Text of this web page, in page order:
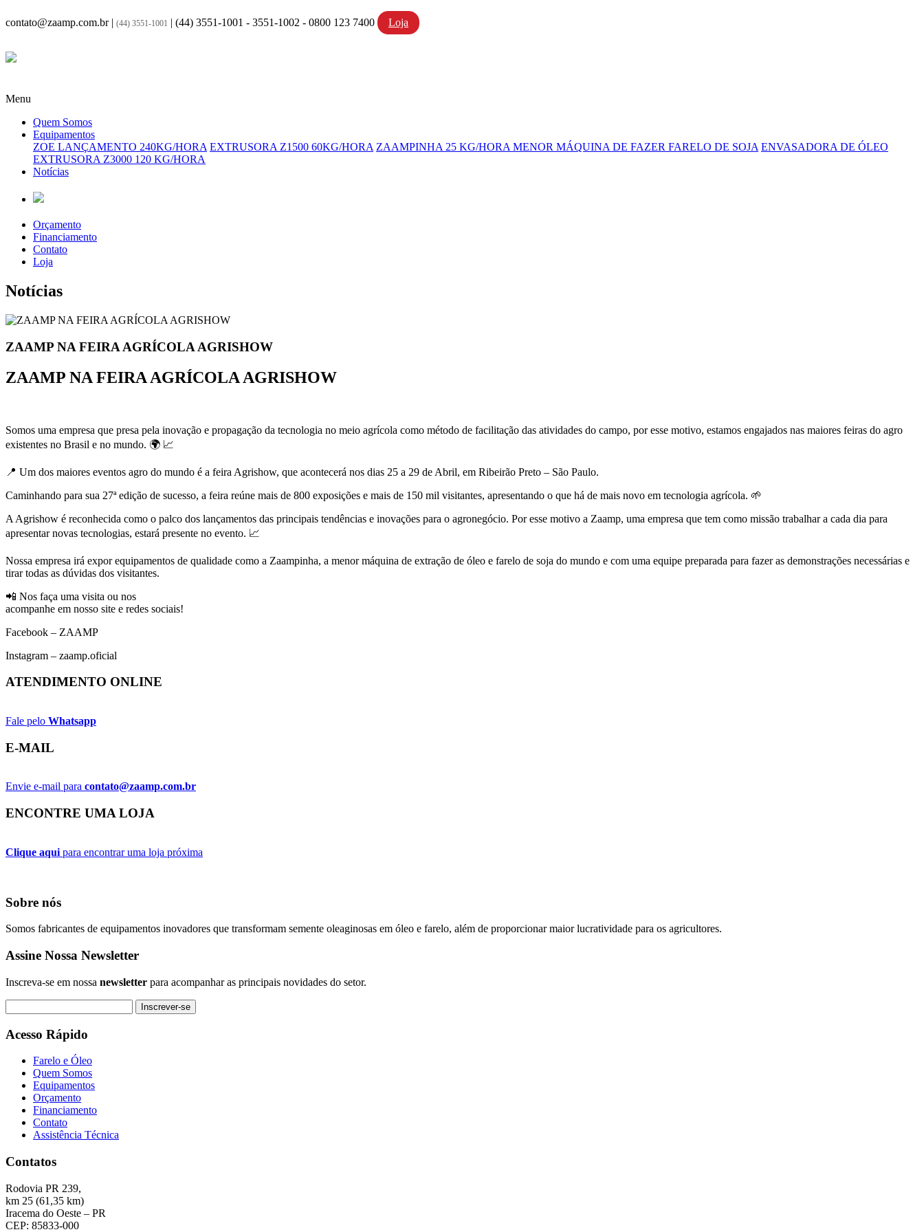
contato@zaamp.com.br | (44) 3551-1001 | (44) 3551-1001 - 3551-1002 - 0800 123 7400 Loja
Menu
Quem Somos
Equipamentos
ZOE LANÇAMENTO 240KG/HORA EXTRUSORA Z1500 60KG/HORA ZAAMPINHA 25 KG/HORA MENOR MÁQUINA DE FAZER FARELO DE SOJA ENVASADORA DE ÓLEO
EXTRUSORA Z3000 120 KG/HORA
Notícias
Orçamento
Financiamento
Contato
Loja
Notícias
ZAAMP NA FEIRA AGRÍCOLA AGRISHOW
ZAAMP NA FEIRA AGRÍCOLA AGRISHOW
Somos uma empresa que presa pela inovação e propagação da tecnologia no meio agrícola como método de facilitação das atividades do campo, por esse motivo, estamos engajados nas maiores feiras do agro
existentes no Brasil e no mundo. 🌍 📈
📍 Um dos maiores eventos agro do mundo é a feira Agrishow, que acontecerá nos dias 25 a 29 de Abril, em Ribeirão Preto – São Paulo.
Caminhando para sua 27ª edição de sucesso, a feira reúne mais de 800 exposições e mais de 150 mil visitantes, apresentando o que há de mais novo em tecnologia agrícola. 🌱
A Agrishow é reconhecida como o palco dos lançamentos das principais tendências e inovações para o agronegócio. Por esse motivo a Zaamp, uma empresa que tem como missão trabalhar a cada dia para
apresentar novas tecnologias, estará presente no evento. 📈
Nossa empresa irá expor equipamentos de qualidade como a Zaampinha, a menor máquina de extração de óleo e farelo de soja do mundo e com uma equipe preparada para fazer as demonstrações necessárias e
tirar todas as dúvidas dos visitantes.
📲 Nos faça uma visita ou nos
acompanhe em nosso site e redes sociais!
Facebook – ZAAMP
Instagram – zaamp.oficial
ATENDIMENTO ONLINE
Fale pelo Whatsapp
E-MAIL
Envie e-mail para contato@zaamp.com.br
ENCONTRE UMA LOJA
Clique aqui para encontrar uma loja próxima
Sobre nós
Somos fabricantes de equipamentos inovadores que transformam semente oleaginosas em óleo e farelo, além de proporcionar maior lucratividade para os agricultores.
Assine Nossa Newsletter
Inscreva-se em nossa newsletter para acompanhar as principais novidades do setor.
Inscrever-se
Acesso Rápido
Farelo e Óleo
Quem Somos
Equipamentos
Orçamento
Financiamento
Contato
Assistência Técnica
Contatos
Rodovia PR 239,
km 25 (61,35 km)
Iracema do Oeste – PR
CEP: 85833-000